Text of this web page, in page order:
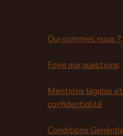
Qui sommes nous ?
Foire aux questions
Mentions légales
confidentialité
Conditions